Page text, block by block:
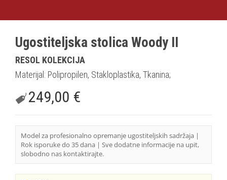
Ugostiteljska stolica Woody II
RESOL KOLEKCIJA
Materijal: Polipropilen, Stakloplastika, Tkanina;
249,00 €
Model za profesionalno opremanje ugostiteljskih sadržaja |
Rok isporuke do 35 dana | Sve dodatne informacije na upit,
slobodno nas kontaktirajte.